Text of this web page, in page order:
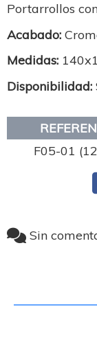
Portarrollos
Acabado:
Medidas:
Disponibilidad:
F05-01
Sin